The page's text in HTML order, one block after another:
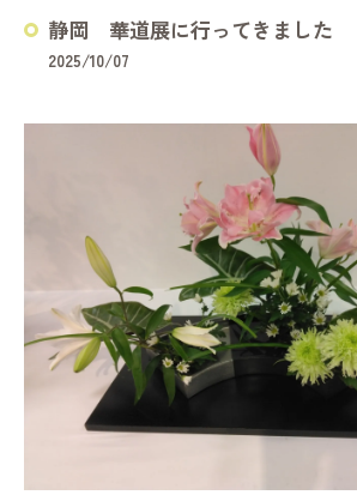
静岡 華道展に行ってきました
2025/10/07